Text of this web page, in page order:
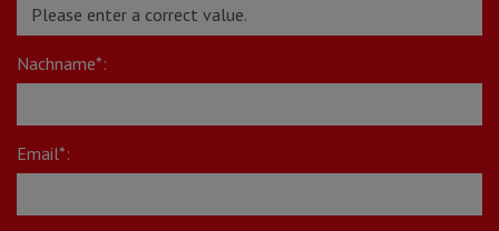
Nachname*:
Email*: